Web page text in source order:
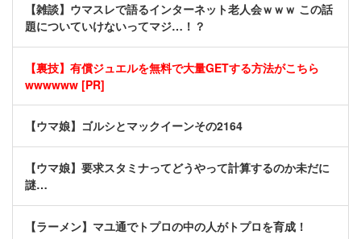
【雑談】ウマスレで語るインターネット老人会ｗｗｗ この話
題についていけないってマジ…！？
【裏技】有償ジュエルを無料で大量GETする方法がこちら
wwwwww [PR]
【ウマ娘】ゴルシとマックイーンその2164
【ウマ娘】要求スタミナってどうやって計算するのか未だに
謎…
【ラーメン】マユ通でトプロの中の人がトプロを育成！